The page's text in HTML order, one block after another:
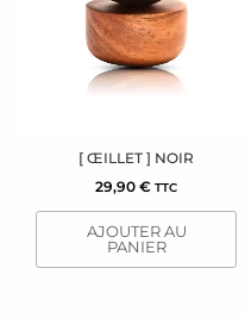
[ ŒILLET ] NOIR
29,90 € TTC
AJOUTER AU
PANIER